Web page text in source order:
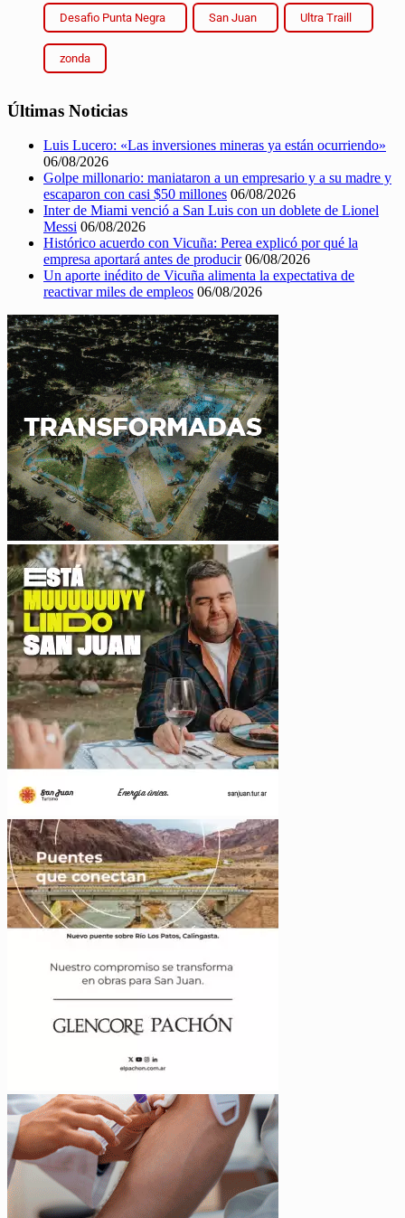
Desafio Punta Negra San Juan Ultra Traill
zonda
Últimas Noticias
Luis Lucero: «Las inversiones mineras ya están ocurriendo»
06/08/2026
Golpe millonario: maniataron a un empresario y a su madre y
escaparon con casi $50 millones 06/08/2026
Inter de Miami venció a San Luis con un doblete de Lionel
Messi 06/08/2026
Histórico acuerdo con Vicuña: Perea explicó por qué la
empresa aportará antes de producir 06/08/2026
Un aporte inédito de Vicuña alimenta la expectativa de
reactivar miles de empleos 06/08/2026